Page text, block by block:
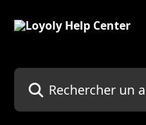
Rechercher un article...